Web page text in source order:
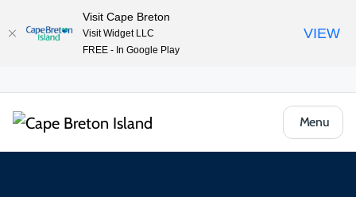
Menu
Visit Cape Breton
Visit Widget LLC
FREE - In Google Play
VIEW